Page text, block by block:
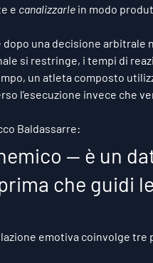
e canalizzarle in modo
una decisione arbitrale
si restringe, i tempi di
un atleta composto
l’esecuzione invece che
Baldassarre:
— è un
che guidi
emotiva coinvolge